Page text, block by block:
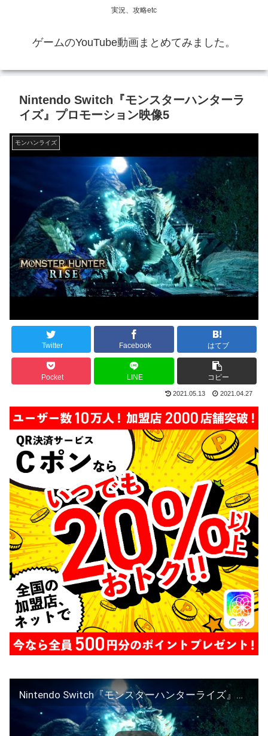
実況、攻略etc
ゲームのYouTube動画まとめてみました。
Nintendo Switch『モンスターハンターラ
イズ』プロモーション映像5
モンハンライズ
Twitter Facebook はてブ
Pocket LINE コピー
2021.05.13 2021.04.27
Nintendo Switch『モンスターハンターライズ』プロモーション映像5